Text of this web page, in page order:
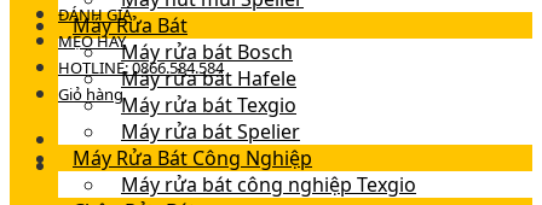
ĐÁNH GIÁ
MẸO HAY
HOTLINE: 0866.584.584
Giỏ hàng
Máy Rửa Bát
Máy rửa bát Bosch
Máy rửa bát Hafele
Máy rửa bát Texgio
Máy rửa bát Spelier
Máy Rửa Bát Công Nghiệp
Máy rửa bát công nghiệp Texgio